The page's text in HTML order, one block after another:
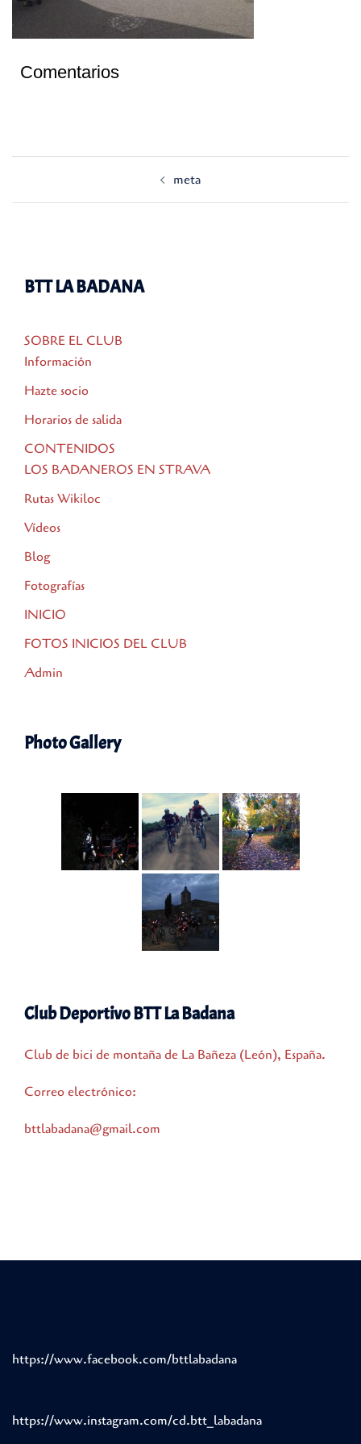
Comentarios
meta
BTT LA BADANA
SOBRE EL CLUB
Información
Hazte socio
Horarios de salida
CONTENIDOS
LOS BADANEROS EN STRAVA
Rutas Wikiloc
Vídeos
Blog
Fotografías
INICIO
FOTOS INICIOS DEL CLUB
Admin
Photo Gallery
Club Deportivo BTT La Badana
Club de bici de montaña de La Bañeza (León), España.
Correo electrónico:
bttlabadana@gmail.com
https://www.facebook.com/bttlabadana
https://www.instagram.com/cd.btt_labadana